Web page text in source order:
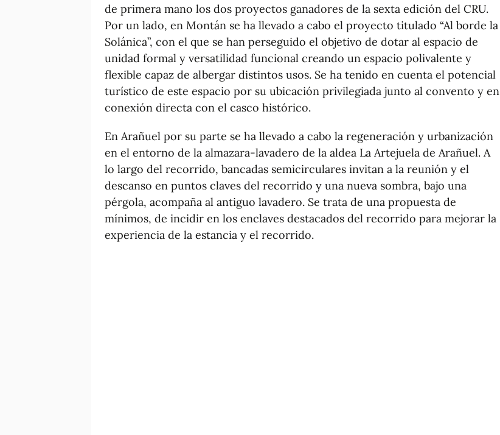
de primera mano los dos proyectos ganadores de la sexta edición del CRU.
Por un lado, en Montán se ha llevado a cabo el proyecto titulado “Al borde la
Solánica”, con el que se han perseguido el objetivo de dotar al espacio de
unidad formal y versatilidad funcional creando un espacio polivalente y
flexible capaz de albergar distintos usos. Se ha tenido en cuenta el potencial
turístico de este espacio por su ubicación privilegiada junto al convento y en
conexión directa con el casco histórico.
En Arañuel por su parte se ha llevado a cabo la regeneración y urbanización
en el entorno de la almazara-lavadero de la aldea La Artejuela de Arañuel. A
lo largo del recorrido, bancadas semicirculares invitan a la reunión y el
descanso en puntos claves del recorrido y una nueva sombra, bajo una
pérgola, acompaña al antiguo lavadero. Se trata de una propuesta de
mínimos, de incidir en los enclaves destacados del recorrido para mejorar la
experiencia de la estancia y el recorrido.